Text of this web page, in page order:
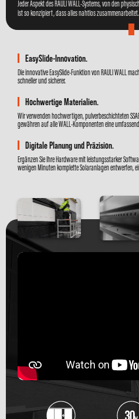
Jeder Aspekt des RAULI WALL-Systems, von den
ist so konzipiert, dass alles nahtlos zusammenarbeitet.
EasySlide-Innovation.
Die innovative EasySlide-Funktion von RAULI WALL
schneller und sicherer.
Hochwertige Materialien.
Wir verwenden hochwertigen, pulverbeschichteten
gewähren auf alle WALL-Komponenten eine
Digitale Planung und Präzision.
Ergänzen Sie Ihre Hardware mit leistungsstarker
wenigen Minuten komplette Solaranlagen entwerfen,